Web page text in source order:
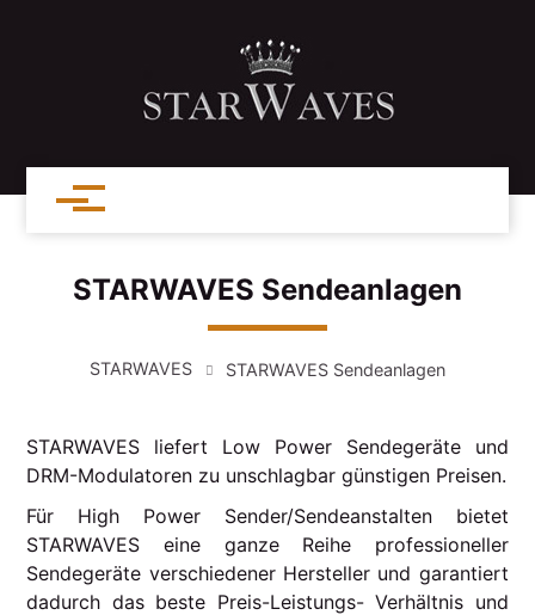
STARWAVES Sendeanlagen
STARWAVES STARWAVES Sendeanlagen
STARWAVES liefert Low Power Sendegeräte und
DRM-Modulatoren zu unschlagbar günstigen Preisen.
Für High Power Sender/Sendeanstalten bietet
STARWAVES eine ganze Reihe professioneller
Sendegeräte verschiedener Hersteller und garantiert
dadurch das beste Preis-Leistungs- Verhältnis und